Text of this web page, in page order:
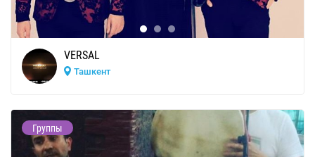
VERSAL
Ташкент
Группы